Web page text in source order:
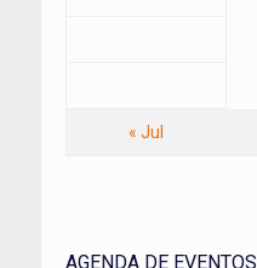
« Jul
AGENDA DE EVENTOS